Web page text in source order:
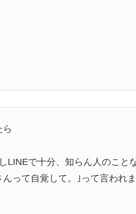
LINEで十分、知らん人のこと
って自覚して。｣って言われ